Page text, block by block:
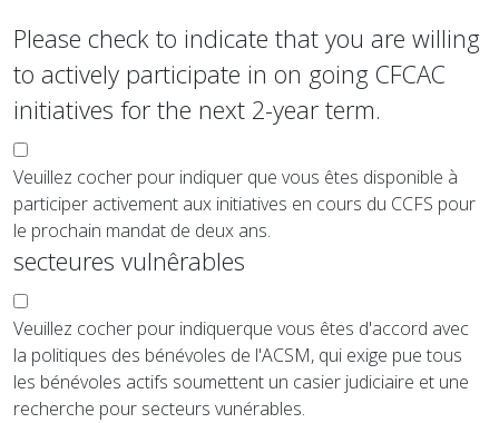
Please check to indicate that you are willing
to actively participate in on going CFCAC
initiatives for the next 2-year term.
Veuillez cocher pour indiquer que vous êtes disponible à
participer activement aux initiatives en cours du CCFS pour
le prochain mandat de deux ans.
secteures vulnêrables
Veuillez cocher pour indiquerque vous êtes d'accord avec
la politiques des bénévoles de l'ACSM, qui exige pue tous
les bénévoles actifs soumettent un casier judiciaire et une
recherche pour secteurs vunérables.